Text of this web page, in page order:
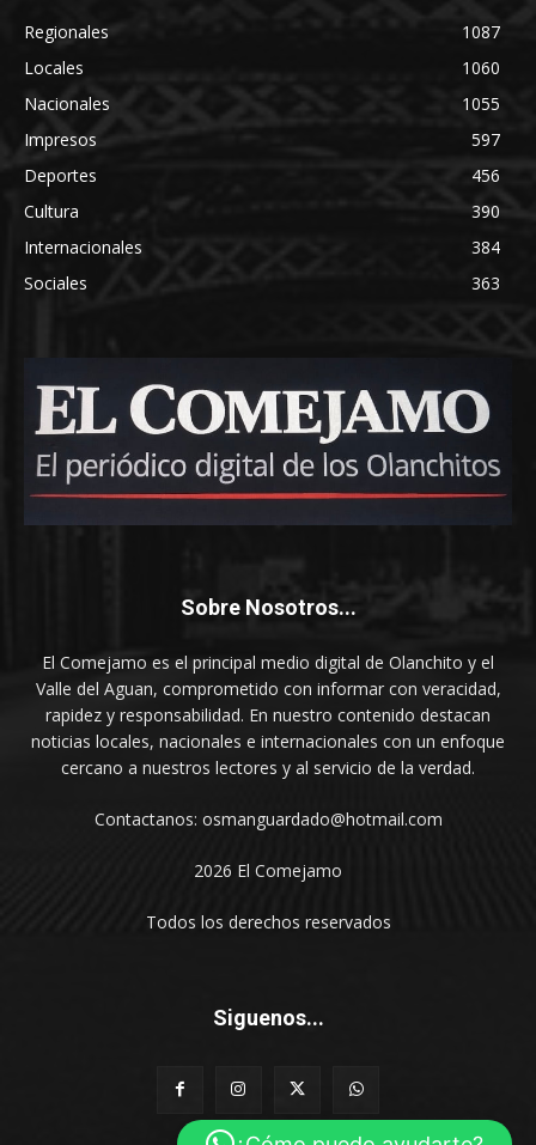
Regionales
1087
Locales
1060
Nacionales
1055
Impresos
597
Deportes
456
Cultura
390
Internacionales
384
Sociales
363
Sobre Nosotros...
El Comejamo es el principal medio digital de Olanchito y el
Valle del Aguan, comprometido con informar con veracidad,
rapidez y responsabilidad. En nuestro contenido destacan
noticias locales, nacionales e internacionales con un enfoque
cercano a nuestros lectores y al servicio de la verdad.
Contactanos: osmanguardado@hotmail.com
2026 El Comejamo
Todos los derechos reservados
Siguenos...